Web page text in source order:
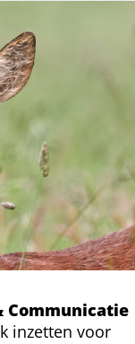
Communicatie
inzetten voor